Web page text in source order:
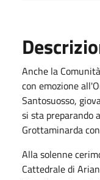
Anche la
con emozione
Santosuosso,
si sta preparando
Grottaminarda
Alla solenne
Cattedrale di